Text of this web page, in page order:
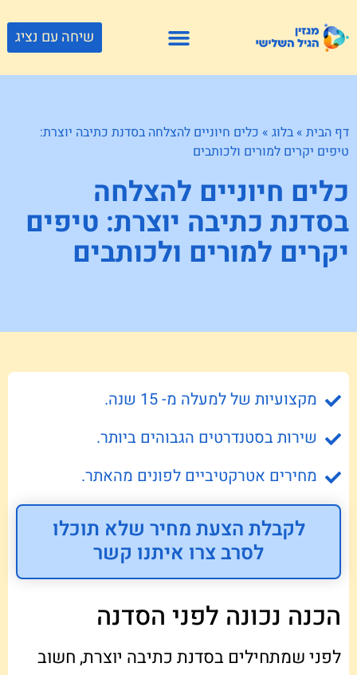
שיחה עם נציג
דף הבית » בלוג » כלים חיוניים להצלחה בסדנת כתיבה יוצרת:
טיפים יקרים למורים ולכותבים
כלים חיוניים להצלחה
בסדנת כתיבה יוצרת: טיפים
יקרים למורים ולכותבים
מקצועיות של למעלה מ- 15 שנה.
שירות בסטנדרטים הגבוהים ביותר.
מחירים אטרקטיביים לפונים מהאתר.
לקבלת הצעת מחיר שלא תוכלו
לסרב צרו איתנו קשר
הכנה נכונה לפני הסדנה
לפני שמתחילים בסדנת כתיבה יוצרת, חשוב